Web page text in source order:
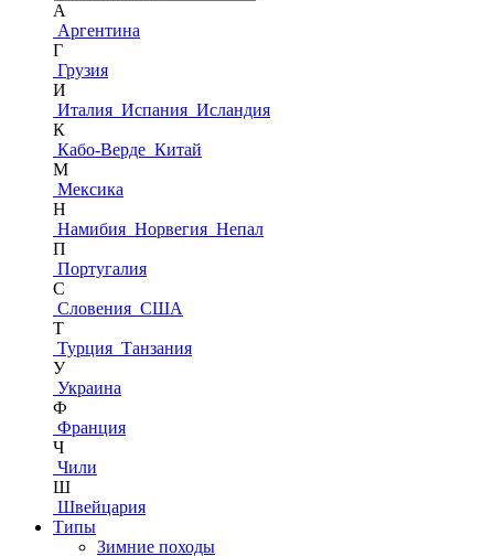
А
Аргентина
Г
Грузия
И
Италия Испания Исландия
К
Кабо-Верде Китай
М
Мексика
Н
Намибия Норвегия Непал
П
Португалия
С
Словения США
Т
Турция Танзания
У
Украина
Ф
Франция
Ч
Чили
Ш
Швейцария
Типы
Зимние походы